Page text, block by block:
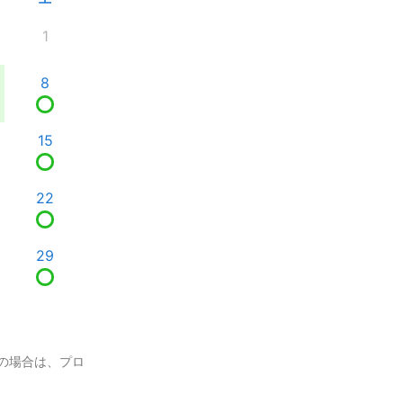
1
8
15
22
29
場合は、プロ